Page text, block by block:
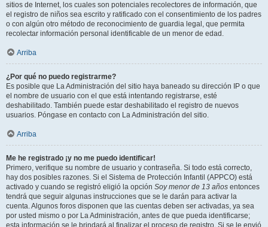
sitios de Internet, los cuales son potenciales recolectores de información, que
el registro de niños sea escrito y ratificado con el consentimiento de los padres
o con algún otro método de reconocimiento de guardia legal, que permita
recolectar información personal identificable de un menor de edad.
Arriba
¿Por qué no puedo registrarme?
Es posible que La Administración del sitio haya baneado su dirección IP o que
el nombre de usuario con el que está intentando registrarse, esté
deshabilitado. También puede estar deshabilitado el registro de nuevos
usuarios. Póngase en contacto con La Administración del sitio.
Arriba
Me he registrado ¡y no me puedo identificar!
Primero, verifique su nombre de usuario y contraseña. Si todo está correcto,
hay dos posibles razones. Si el Sistema de Protección Infantil (APPCO) está
activado y cuando se registró eligió la opción Soy menor de 13 años entonces
tendrá que seguir algunas instrucciones que se le darán para activar la
cuenta. Algunos foros disponen que las cuentas deben ser activadas, ya sea
por usted mismo o por La Administración, antes de que pueda identificarse;
esta información se le brindará al finalizar el proceso de registro. Si se le envió